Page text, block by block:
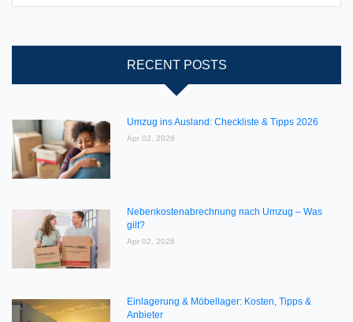
RECENT POSTS
Umzug ins Ausland: Checkliste & Tipps 2026
Apr 02, 2026
Nebenkostenabrechnung nach Umzug – Was
gilt?
Apr 02, 2026
Einlagerung & Möbellager: Kosten, Tipps &
Anbieter